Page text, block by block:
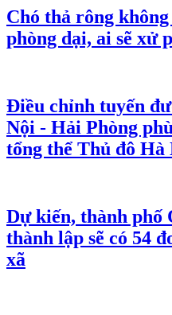
Chó thả rông
phòng dại, ai sẽ xử
Điều chỉnh tuyến
Nội - Hải Phòng
tổng thể Thủ đô Hà
Dự kiến, thành phố
thành lập sẽ có 54
xã